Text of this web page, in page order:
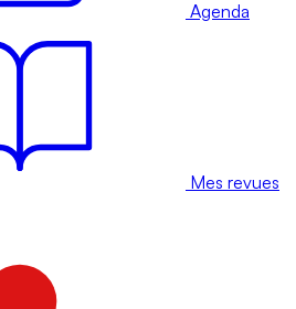
Agenda
Mes revues